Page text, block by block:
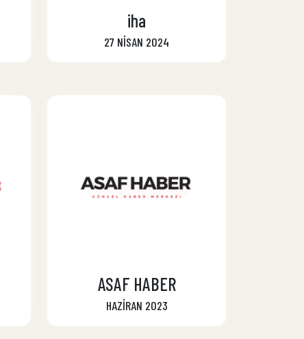
iha
27 NİSAN 2024
ASAF HABER
HAZİRAN 2023